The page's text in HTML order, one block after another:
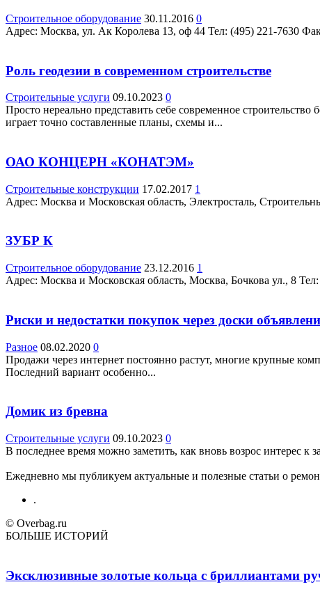
Строительное оборудование 30.11.2016 0
Адрес: Москва, ул. Ак Королева 13, оф 44 Teл: (495) 221-7630
Роль геодезии в современном строительстве
Строительные услуги 09.10.2023 0
Просто нереально представить себе современное
играет точно составленные планы, схемы и...
ОАО КОНЦЕРН «КОНАТЭМ»
Строительные конструкции 17.02.2017 1
Адрес: Москва и Московская область, Электросталь,
ЗУБР К
Строительное оборудование 23.12.2016 1
Адрес: Москва и Московская область, Москва, Бочкова ул., 8
Риски и недостатки покупок через доски
Разное 08.02.2020 0
Продажи через интернет постоянно растут, многие крупные
Последний вариант особенно...
Домик из бревна
Строительные услуги 09.10.2023 0
В последнее время можно заметить, как вновь возрос интерес к
Ежедневно мы публикуем актуальные и полезные статьи о
.
© Overbag.ru
БОЛЬШЕ ИСТОРИЙ
Эксклюзивные золотые кольца с бриллиантами